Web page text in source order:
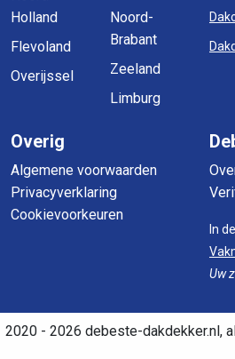
Holland
Flevoland
Overijssel
Noord-
Brabant
Zeeland
Limburg
Overig
Algemene voorwaarden
Privacyverklaring
Cookievoorkeuren
In
Uw
2020 - 2026 debeste-dakdekker.nl,